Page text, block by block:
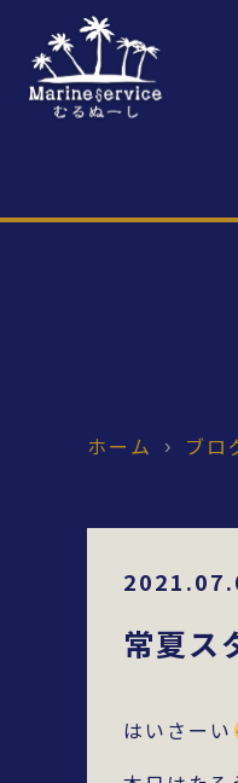
ホーム › ブロ
常夏ス
はいさーい